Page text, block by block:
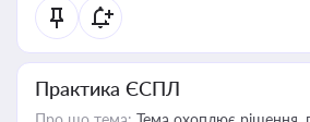
Практика ЄСПЛ